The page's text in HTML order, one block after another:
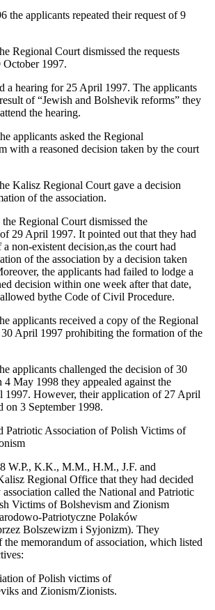
the applicants repeated their request of 9
Regional Court dismissed the requests
October 1997.
a hearing for 25 April 1997. The applicants
of “Jewish and Bolshevik reforms” they
the hearing.
applicants asked the Regional
with a reasoned decision taken by the court
Kalisz Regional Court gave a decision
of the association.
Regional Court dismissed the
of 29 April 1997. It pointed out that they had
non-existent decision,as the court had
of the association by a decision taken
the applicants had failed to lodge a
decision within one week after that date,
bythe Code of Civil Procedure.
applicants received a copy of the Regional
30 April 1997 prohibiting the formation of the
applicants challenged the decision of 30
May 1998 they appealed against the
1997. However, their application of 27 April
on 3 September 1998.
Patriotic Association of Polish Victims of
W.P., K.K., M.M., H.M., J.F. and
Regional Office that they had decided
called the National and Patriotic
Victims of Bolshevism and Zionism
Patriotyczne Polaków
Bolszewizm i Syjonizm). They
the memorandum of association, which listed
of Polish victims of
and Zionism/Zionists.